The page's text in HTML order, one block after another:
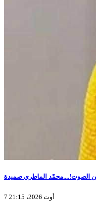
الصوت!....محمّد الماطري صميدة
7 أوت 2026، 21:15